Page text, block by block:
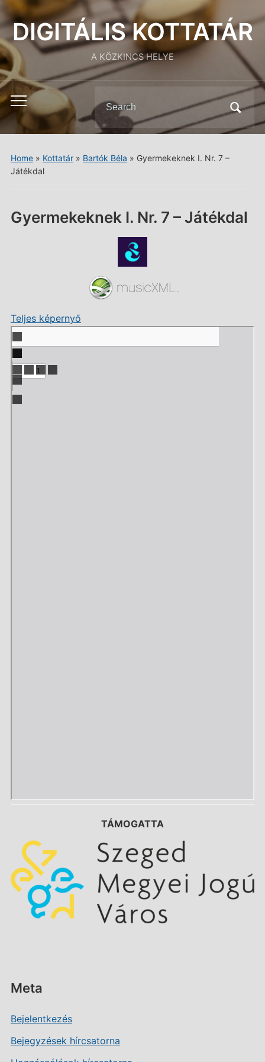
DIGITÁLIS KOTTATÁR
A KÖZKINCS HELYE
Toggle
mobile
menu
for:
Home» Kottatár» Bartók Béla » Gyermekeknek I. Nr. 7 –
Játékdal
Gyermekeknek I. Nr. 7 – Játékdal
Teljes képernyő
Skip
to
PDF
content
TÁMOGATTA
Meta
Bejelentkezés
Bejegyzések hírcsatorna